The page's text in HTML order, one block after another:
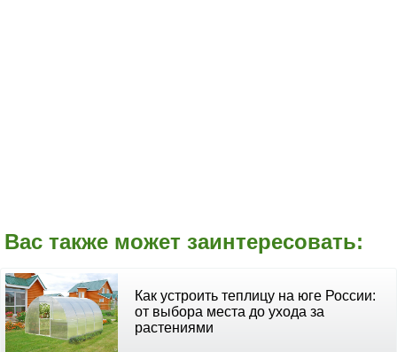
Вас также может заинтересовать:
Как устроить теплицу на юге России:
от выбора места до ухода за
растениями